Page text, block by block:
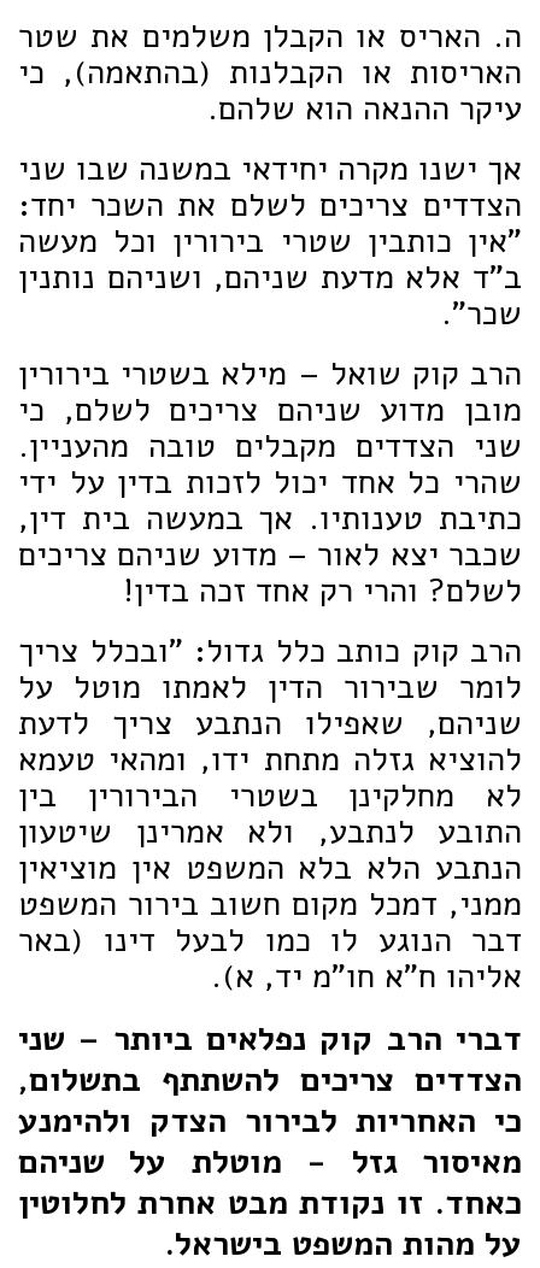
ה. האריס או הקבלן משלמים את שטר
האריסות או הקבלנות (בהתאמה), כי
עיקר ההנאה הוא שלהם.
אך ישנו מקרה יחידאי במשנה שבו שני
הצדדים צריכים לשלם את השכר יחד:
"אין כותבין שטרי בירורין וכל מעשה
ב"ד אלא מדעת שניהם, ושניהם נותנין
שכר".
הרב קוק שואל – מילא בשטרי בירורין
מובן מדוע שניהם צריכים לשלם, כי
שני הצדדים מקבלים טובה מהעניין.
שהרי כל אחד יכול לזכות בדין על ידי
כתיבת טענותיו. אך במעשה בית דין,
שכבר יצא לאור – מדוע שניהם צריכים
לשלם? והרי רק אחד זכה בדין!
הרב קוק כותב כלל גדול: "ובכלל צריך
לומר שבירור הדין לאמתו מוטל על
שניהם, שאפילו הנתבע צריך לדעת
להוציא גזלה מתחת ידו, ומהאי טעמא
לא מחלקינן בשטרי הבירורין בין
התובע לנתבע, ולא אמרינן שיטעון
הנתבע הלא בלא המשפט אין מוציאין
ממני, דמכל מקום חשוב בירור המשפט
דבר הנוגע לו כמו לבעל דינו (באר
אליהו ח"א חו"מ יד, א).
דברי הרב קוק נפלאים ביותר – שני
הצדדים צריכים להשתתף בתשלום,
כי האחריות לבירור הצדק ולהימנע
מאיסור גזל - מוטלת על שניהם
כאחד. זו נקודת מבט אחרת לחלוטין
על מהות המשפט בישראל.